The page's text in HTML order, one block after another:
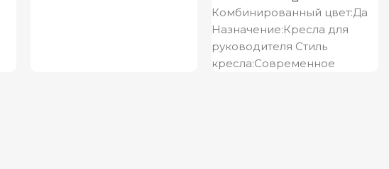
Комбинированный цвет:Да
Назначение:Кресла для
руководителя Стиль
кресла:Современное